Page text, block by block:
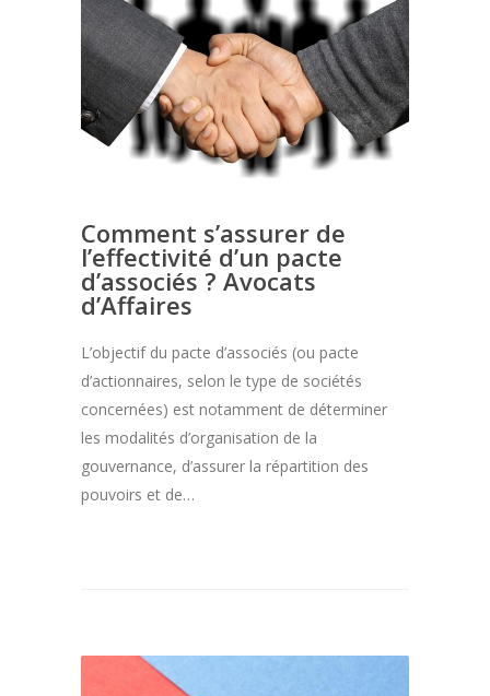
Comment s’assurer de
l’effectivité d’un pacte
d’associés ? Avocats
d’Affaires
L’objectif du pacte d’associés (ou pacte
d’actionnaires, selon le type de sociétés
concernées) est notamment de déterminer
les modalités d’organisation de la
gouvernance, d’assurer la répartition des
pouvoirs et de…